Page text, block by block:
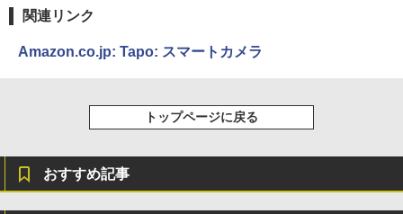
関連リンク
Amazon.co.jp: Tapo: スマートカメラ
トップページに戻る
おすすめ記事